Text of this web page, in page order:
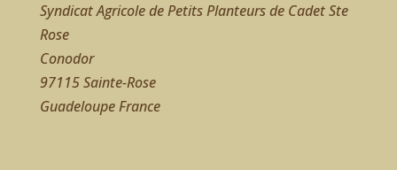
Syndicat Agricole de Petits Planteurs de Cadet Ste
Rose
Conodor
97115 Sainte-Rose
Guadeloupe France